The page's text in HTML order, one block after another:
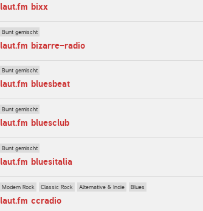
laut.fm bixx
Bunt gemischt
laut.fm bizarre-radio
Bunt gemischt
laut.fm bluesbeat
Bunt gemischt
laut.fm bluesclub
Bunt gemischt
laut.fm bluesitalia
Modern Rock Classic Rock Alternative & Indie Blues
laut.fm ccradio